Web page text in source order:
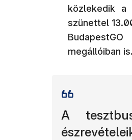
közlekedik
szünettel
megállóiban is.
A